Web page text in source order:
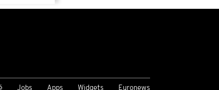
Jobs Apps Widgets Euronews